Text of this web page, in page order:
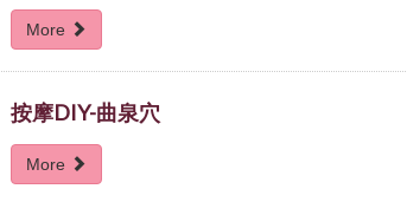
More
按摩DIY-曲泉穴
More